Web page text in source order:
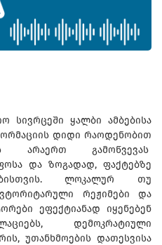
სივრცეში ყალბი ამბებისა
დიდი რაოდენობით
არაერთ გამოწვევას
და ზოგადად, ფაქტებზე
ლოკალურ თუ
რეჟიმები და
ეფექტიანად იყენებენ
დემოკრატიული
უთანხმოების დათესვისა